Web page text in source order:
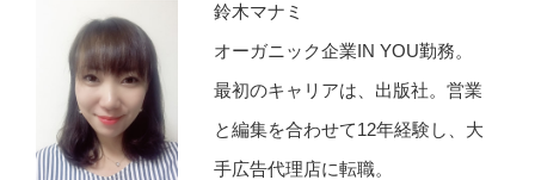
鈴木マナミ
オーガニック企業IN YOU勤務。
最初のキャリアは、出版社。営業
と編集を合わせて12年経験し、大
手広告代理店に転職。